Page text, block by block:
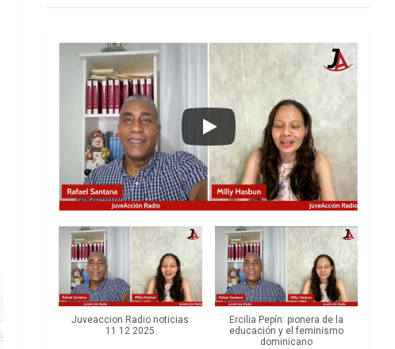
Juveaccion Radio noticias
11 12 2025
Ercilia Pepín: pionera de la
educación y el feminismo
dominicano